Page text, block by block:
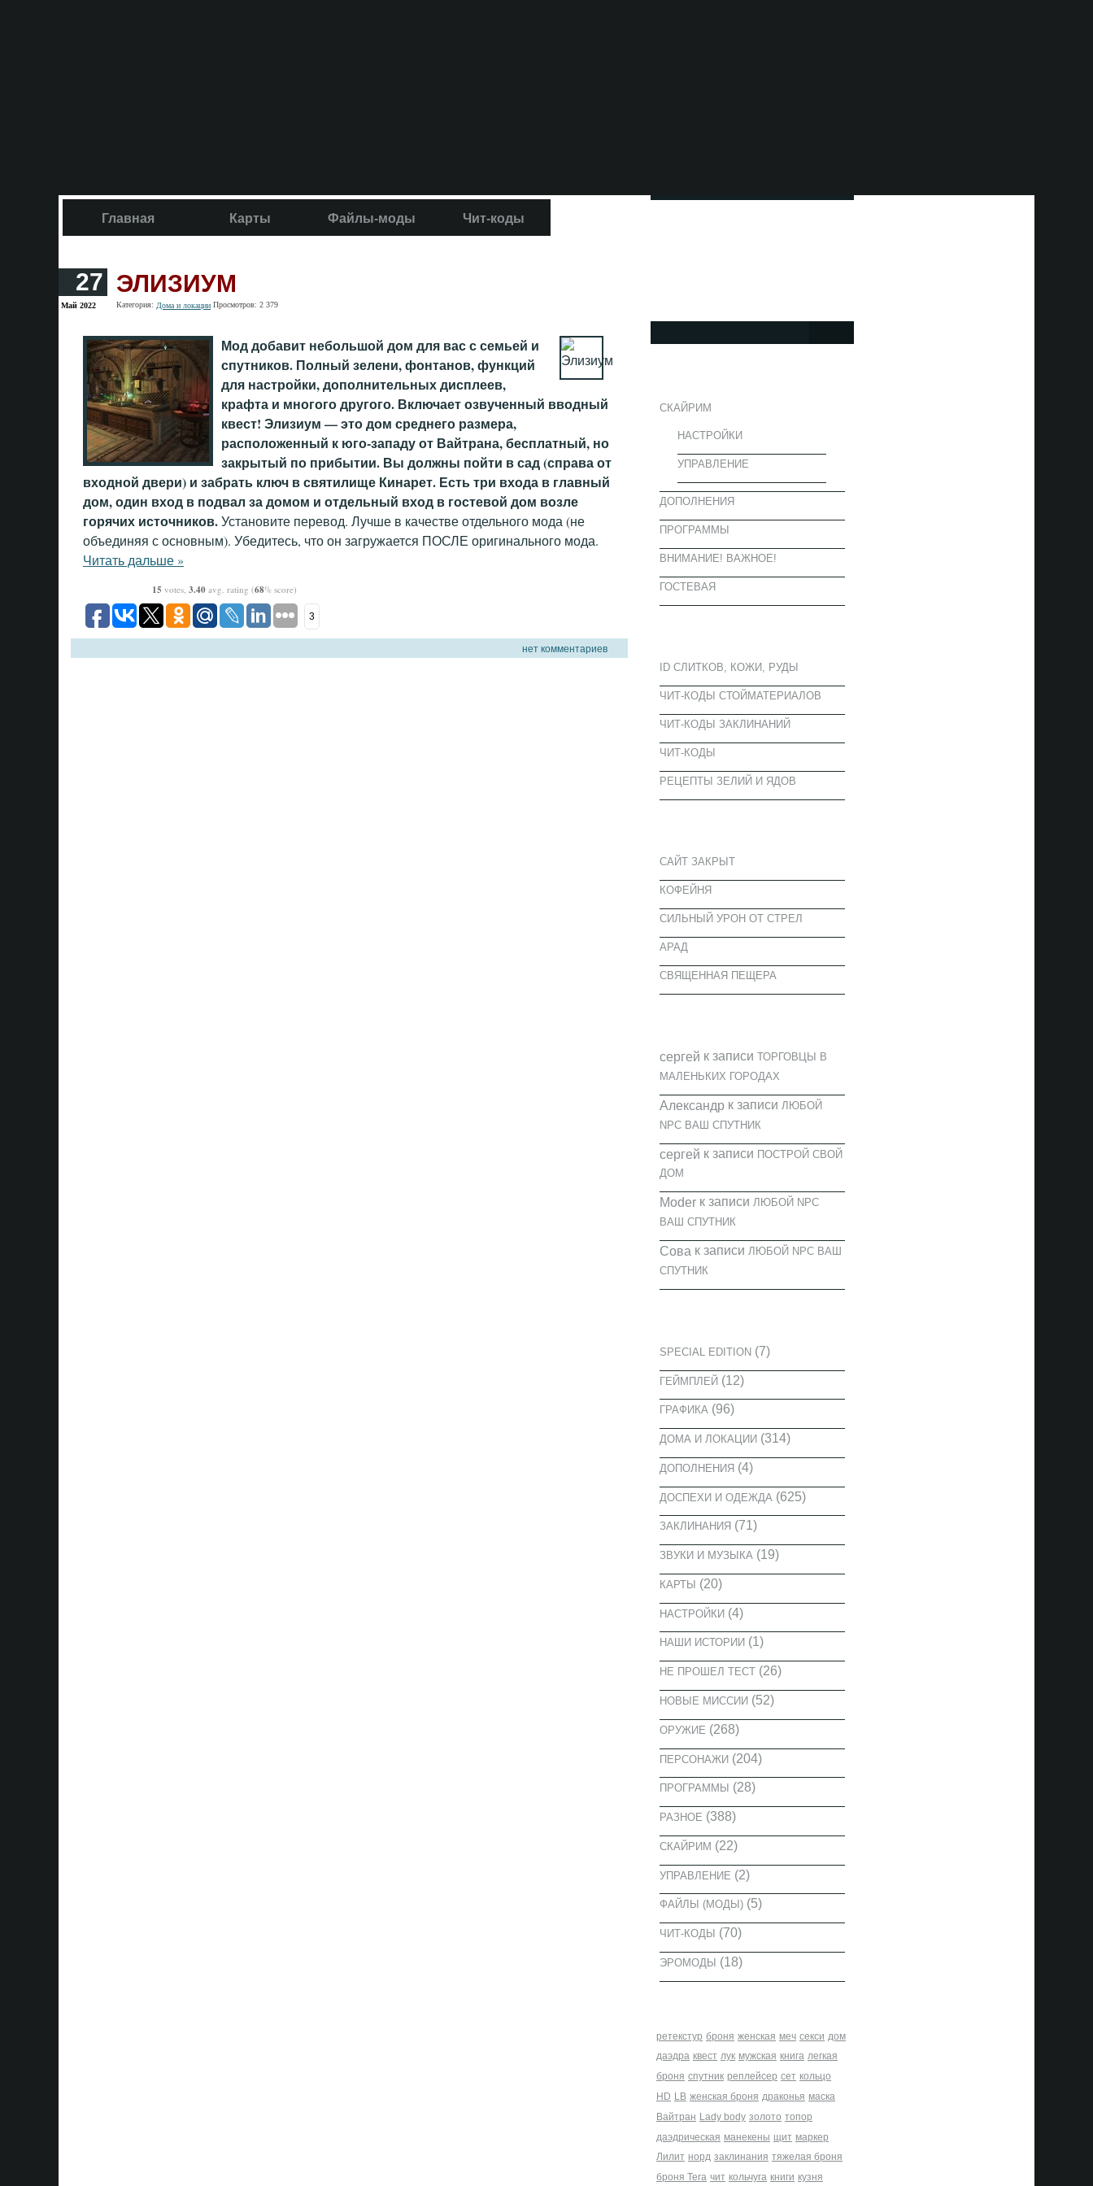
Главная Карты Файлы-моды Чит-коды
Мод добавит небольшой дом для вас с семьей и
спутников. Полный зелени, фонтанов, функций
для настройки, дополнительных дисплеев,
крафта и многого другого. Включает озвученный вводный
квест! Элизиум — это дом среднего размера,
расположенный к юго-западу от Вайтрана, бесплатный, но
закрытый по прибытии. Вы должны пойти в сад (справа от
входной двери) и забрать ключ в святилище Кинарет. Есть три входа в главный
дом, один вход в подвал за домом и отдельный вход в гостевой дом возле
горячих источников.Установите перевод. Лучше в качестве отдельного мода (не
объединяя с основным). Убедитесь, что он загружается ПОСЛЕ оригинального мода.
Читать дальше »
15 votes, 3.40 avg. rating (68% score)
3
нет комментариев
27
Май 2022
ЭЛИЗИУМ
Категория: Дома и локации Просмотров: 2 379
СКАЙРИМ
НАСТРОЙКИ
УПРАВЛЕНИЕ
ДОПОЛНЕНИЯ
ПРОГРАММЫ
ВНИМАНИЕ! ВАЖНОЕ!
ГОСТЕВАЯ
ID СЛИТКОВ, КОЖИ, РУДЫ
ЧИТ-КОДЫ СТОЙМАТЕРИАЛОВ
ЧИТ-КОДЫ ЗАКЛИНАНИЙ
ЧИТ-КОДЫ
РЕЦЕПТЫ ЗЕЛИЙ И ЯДОВ
САЙТ ЗАКРЫТ
КОФЕЙНЯ
CИЛЬНЫЙ УРОН ОТ СТРЕЛ
АРАД
СВЯЩЕННАЯ ПЕЩЕРА
cергей к записи ТОРГОВЦЫ В
МАЛЕНЬКИХ ГОРОДАХ
Александрк записи ЛЮБОЙ
NPC ВАШ СПУТНИК
cергей к записи ПОСТРОЙ СВОЙ
ДОМ
Moderк записи ЛЮБОЙ NPC
ВАШ СПУТНИК
Сова к записи ЛЮБОЙ NPC ВАШ
СПУТНИК
SPECIAL EDITION(7)
ГЕЙМПЛЕЙ(12)
ГРАФИКА (96)
ДОМА И ЛОКАЦИИ(314)
ДОПОЛНЕНИЯ(4)
ДОСПЕХИ И ОДЕЖДА (625)
ЗАКЛИНАНИЯ(71)
ЗВУКИ И МУЗЫКА (19)
КАРТЫ (20)
НАСТРОЙКИ(4)
НАШИ ИСТОРИИ(1)
НЕ ПРОШЕЛ ТЕСТ(26)
НОВЫЕ МИССИИ(52)
ОРУЖИЕ (268)
ПЕРСОНАЖИ(204)
ПРОГРАММЫ (28)
РАЗНОЕ (388)
СКАЙРИМ (22)
УПРАВЛЕНИЕ (2)
ФАЙЛЫ (МОДЫ)(5)
ЧИТ-КОДЫ (70)
ЭРОМОДЫ (18)
ретекстур броня женская меч секси дом
даэдра квест лук мужская книга легкая
броня спутник реплейсер сет кольцо
HD LB женская броня драконья маска
Вайтран Lady body золото топор
даэдрическая манекены щит маркер
Лилит норд заклинания тяжелая броня
броня Tera чит кольчуга книги кузня